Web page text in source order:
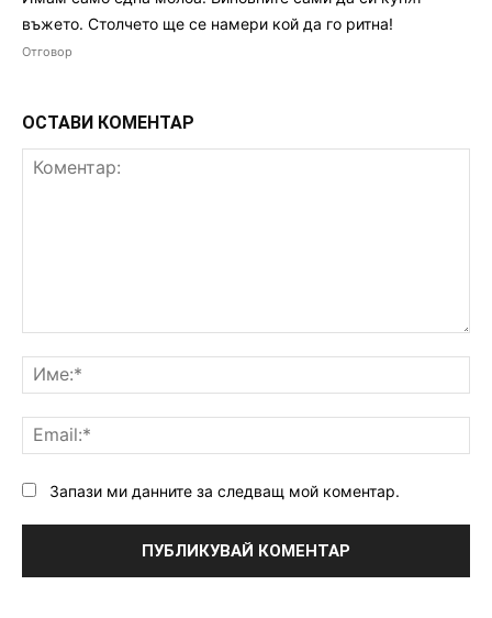
въжето. Столчето ще се намери кой да го ритна!
Отговор
ОСТАВИ КОМЕНТАР
Запази ми данните за следващ мой коментар.